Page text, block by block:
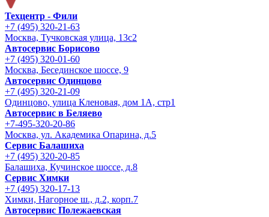
Техцентр - Фили
+7 (495) 320-21-63
Москва, Тучковская улица, 13с2
Автосервис Борисово
+7 (495) 320-01-60
Москва, Бесединское шоссе, 9
Автосервис Одинцово
+7 (495) 320-21-09
Одинцово, улица Кленовая, дом 1А, стр1
Автосервис в Беляево
+7-495-320-20-86
Москва, ул. Академика Опарина, д.5
Сервис Балашиха
+7 (495) 320-20-85
Балашиха, Кучинское шоссе, д.8
Сервис Химки
+7 (495) 320-17-13
Химки, Нагорное ш., д.2, корп.7
Автосервис Полежаевская